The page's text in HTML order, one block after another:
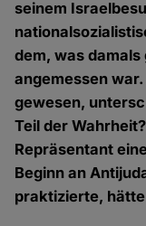
seinem
dem, was
angemessen
gewesen,
Teil der
Repräsentant
Beginn an
praktizierte,